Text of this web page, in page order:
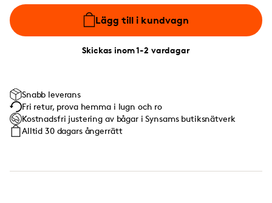
Lägg till i kundvagn
Skickas inom 1-2 vardagar
Snabb leverans
Fri retur, prova hemma i lugn och ro
Kostnadsfri justering av bågar i Synsams butiksnätverk
Alltid 30 dagars ångerrätt